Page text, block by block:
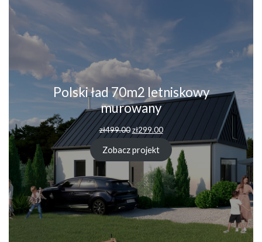
Polski ład 70m2 letniskowy
murowany
zł499.00 zł299.00
Zobacz projekt